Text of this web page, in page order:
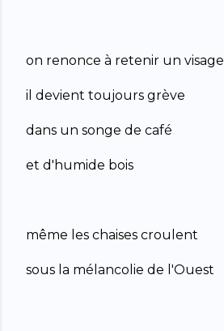
on renonce à retenir un visage
il devient toujours grève
dans un songe de café
et d'humide bois
même les chaises croulent
sous la mélancolie de l'Ouest